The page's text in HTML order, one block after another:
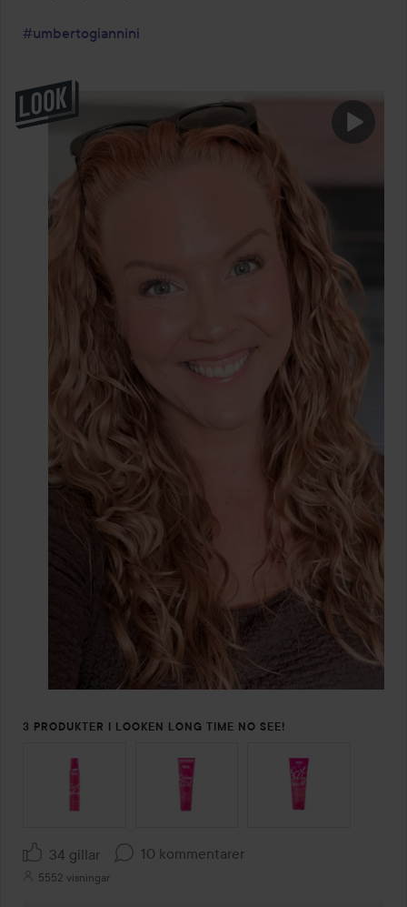
#umbertogiannini
3 PRODUKTER I LOOKEN LONG TIME NO SEE!
HOPPA ÖVER SEKTIONEN
34 gillar 10 kommentarer
5552 visningar